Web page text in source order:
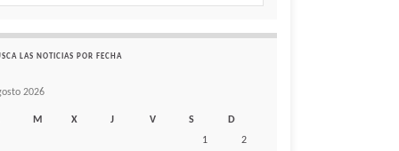
LAS NOTICIAS POR FECHA
2026
M X J V S
D
1
2